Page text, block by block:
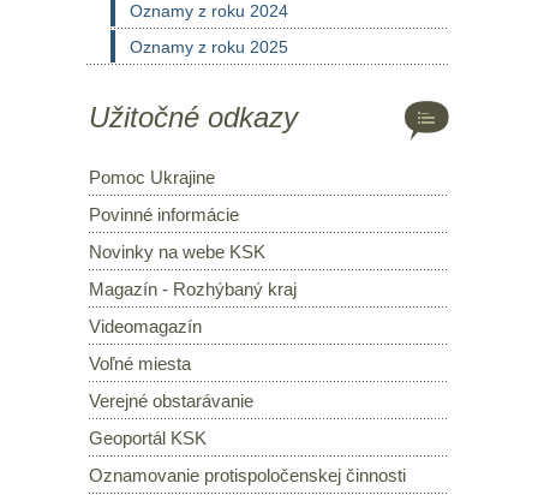
Oznamy z roku 2024
Oznamy z roku 2025
Užitočné odkazy
Pomoc Ukrajine
Povinné informácie
Novinky na webe KSK
Magazín - Rozhýbaný kraj
Videomagazín
Voľné miesta
Verejné obstarávanie
Geoportál KSK
Oznamovanie protispoločenskej činnosti